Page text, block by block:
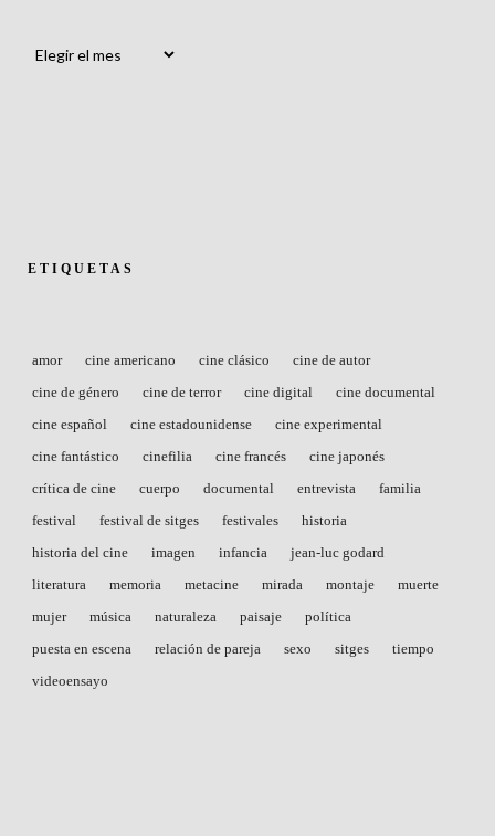
ETIQUETAS
amor cine americano cine clásico
cine de autor
cine de género
cine de terror cine digital
cine documental
cine español
cine estadounidense
cine experimental
cine fantástico
cinefilia cine francés
cine japonés
crítica de cine
cuerpo documental entrevista
familia
festival
festival de sitges festivales
historia
historia del cine
imagen infancia
jean-luc godard
literatura
memoria metacine mirada montaje
muerte
mujer
música naturaleza paisaje
política
puesta en escena
relación de pareja sexo sitges
tiempo
videoensayo